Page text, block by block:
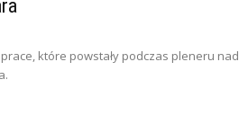
które powstały podczas pleneru nad